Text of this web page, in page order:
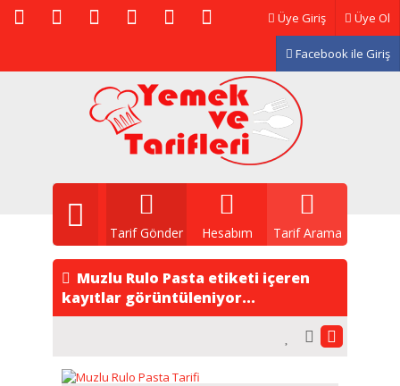
Üye Ol
Üye Giriş
Facebook ile Giriş
Tarif Arama
Hesabım
Tarif Gönder
Muzlu Rulo Pasta etiketi içeren
kayıtlar görüntüleniyor...